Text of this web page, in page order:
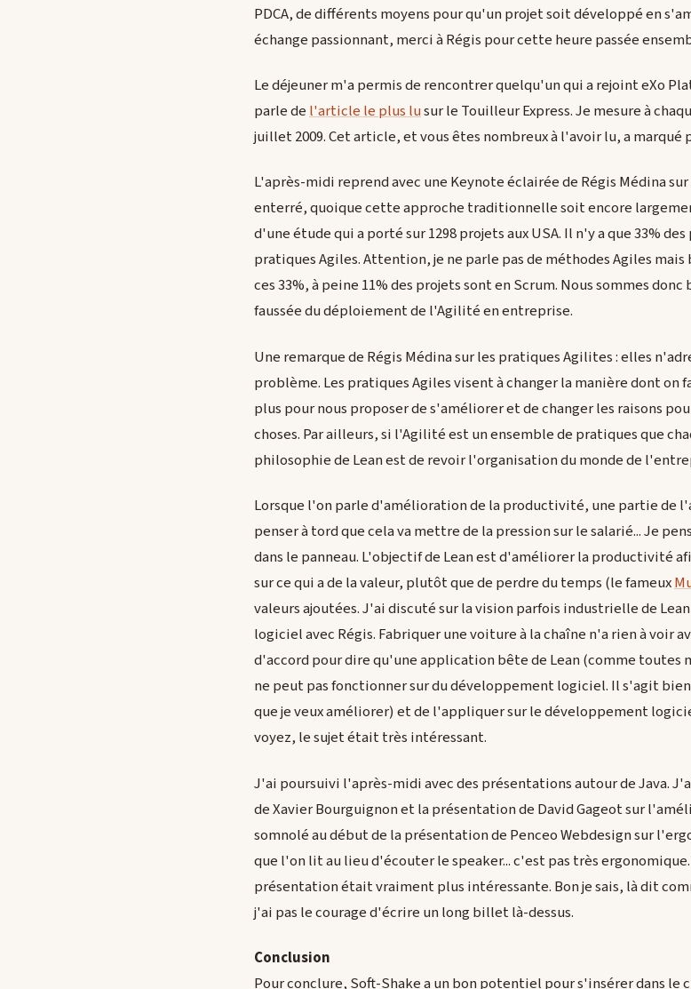
PDCA, de différents moyens pour qu'un projet soit développé en
échange passionnant, merci à Régis pour cette heure passée
Le déjeuner m'a permis de rencontrer quelqu'un qui a rejoint eXo
parle del'article le plus lusur le Touilleur Express. Je mesure à
juillet 2009. Cet article, et vous êtes nombreux à l'avoir lu, a marqué
L'après-midi reprend avec une Keynote éclairée de Régis Médina
enterré, quoique cette approche traditionnelle soit encore
d'une étude qui a porté sur 1298 projets aux USA. Il n'y a que 33%
pratiques Agiles. Attention, je ne parle pas de méthodes Agiles
ces 33%, à peine 11% des projets sont en Scrum. Nous sommes
faussée du déploiement de l'Agilité en entreprise.
Une remarque de Régis Médina sur les pratiques Agilites : elles
problème. Les pratiques Agiles visent à changer la manière dont on
plus pour nous proposer de s'améliorer et de changer les raisons
choses. Par ailleurs, si l'Agilité est un ensemble de pratiques que
philosophie de Lean est de revoir l'organisation du monde de
Lorsque l'on parle d'amélioration de la productivité, une partie de
penser à tord que cela va mettre de la pression sur le salarié... Je
dans le panneau. L'objectif de Lean est d'améliorer la productivité
sur ce qui a de la valeur, plutôt que de perdre du temps (le fameux
valeurs ajoutées. J'ai discuté sur la vision parfois industrielle de
logiciel avec Régis. Fabriquer une voiture à la chaîne n'a rien à voir
d'accord pour dire qu'une application bête de Lean (comme toutes
ne peut pas fonctionner sur du développement logiciel. Il s'agit
que je veux améliorer) et de l'appliquer sur le développement
voyez, le sujet était très intéressant.
J'ai poursuivi l'après-midi avec des présentations autour de Java.
de Xavier Bourguignon et la présentation de David Gageot sur
somnolé au début de la présentation de Penceo Webdesign sur
que l'on lit au lieu d'écouter le speaker... c'est pas très
présentation était vraiment plus intéressante. Bon je sais, là dit
j'ai pas le courage d'écrire un long billet là-dessus.
Conclusion
Pour conclure, Soft-Shake a un bon potentiel pour s'insérer dans